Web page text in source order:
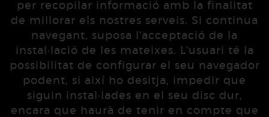
per recopilar informació amb la finalitat
de millorar els nostres serveis. Si continua
navegant, suposa l'acceptació de la
instal·lació de les mateixes. L'usuari té la
possibilitat de configurar el seu navegador
podent, si així ho desitja, impedir que
siguin instal·lades en el seu disc dur,
encara que haurà de tenir en compte que